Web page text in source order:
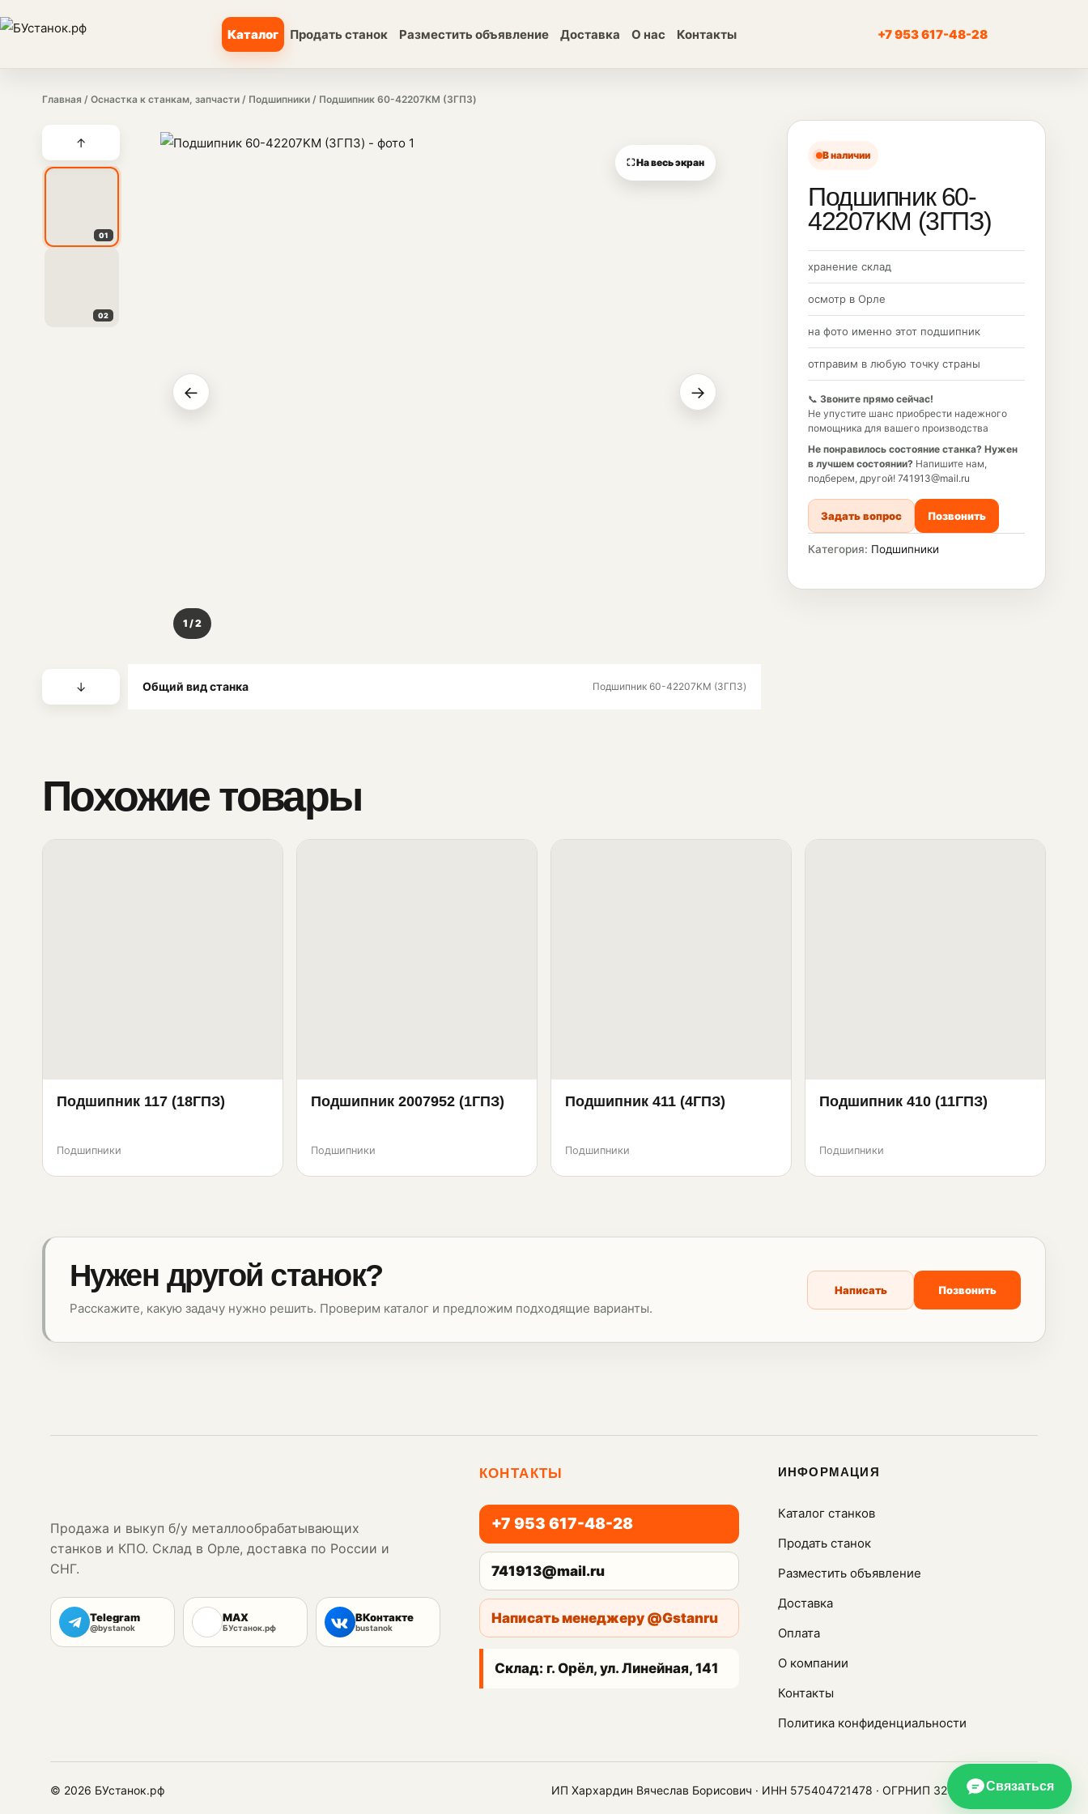
Каталог Продать станок Разместить объявление Доставка О нас Контакты +7 953 617-48-28
Главная / Оснастка к станкам, запчасти / Подшипники / Подшипник 60-42207KM (3ГПЗ)
↑
01
02
↓
⛶ На весь экран
← →
1 / 2
Общий вид станка Подшипник 60-42207KM (3ГПЗ)
В наличии
Подшипник 60-
42207KM (3ГПЗ)
хранение склад
осмотр в Орле
на фото именно этот подшипник
отправим в любую точку страны
📞 Звоните прямо сейчас!
Не упустите шанс приобрести надежного
помощника для вашего производства
Не понравилось состояние станка? Нужен
в лучшем состоянии? Напишите нам,
подберем, другой! 741913@mail.ru
Задать вопрос Позвонить
Категория: Подшипники
Похожие товары
Подшипник 117 (18ГПЗ)
Подшипники
Подшипник 2007952 (1ГПЗ)
Подшипники
Подшипник 411 (4ГПЗ)
Подшипники
Подшипник 410 (11ГПЗ)
Подшипники
Нужен другой станок?
Расскажите, какую задачу нужно решить. Проверим каталог и предложим подходящие варианты.
Написать Позвонить
Связаться
Продажа и выкуп б/у металлообрабатывающих
станков и КПО. Склад в Орле, доставка по России и
СНГ.
Telegram
@bystanok
MAX
БУстанок.рф
ВКонтакте
bustanok
КОНТАКТЫ
+7 953 617-48-28
741913@mail.ru
Написать менеджеру @Gstanru
Склад: г. Орёл, ул. Линейная, 141
ИНФОРМАЦИЯ
Каталог станков
Продать станок
Разместить объявление
Доставка
Оплата
О компании
Контакты
Политика конфиденциальности
© 2026 БУстанок.рф ИП Хархардин Вячеслав Борисович · ИНН 575404721478 · ОГРНИП 320574900021450